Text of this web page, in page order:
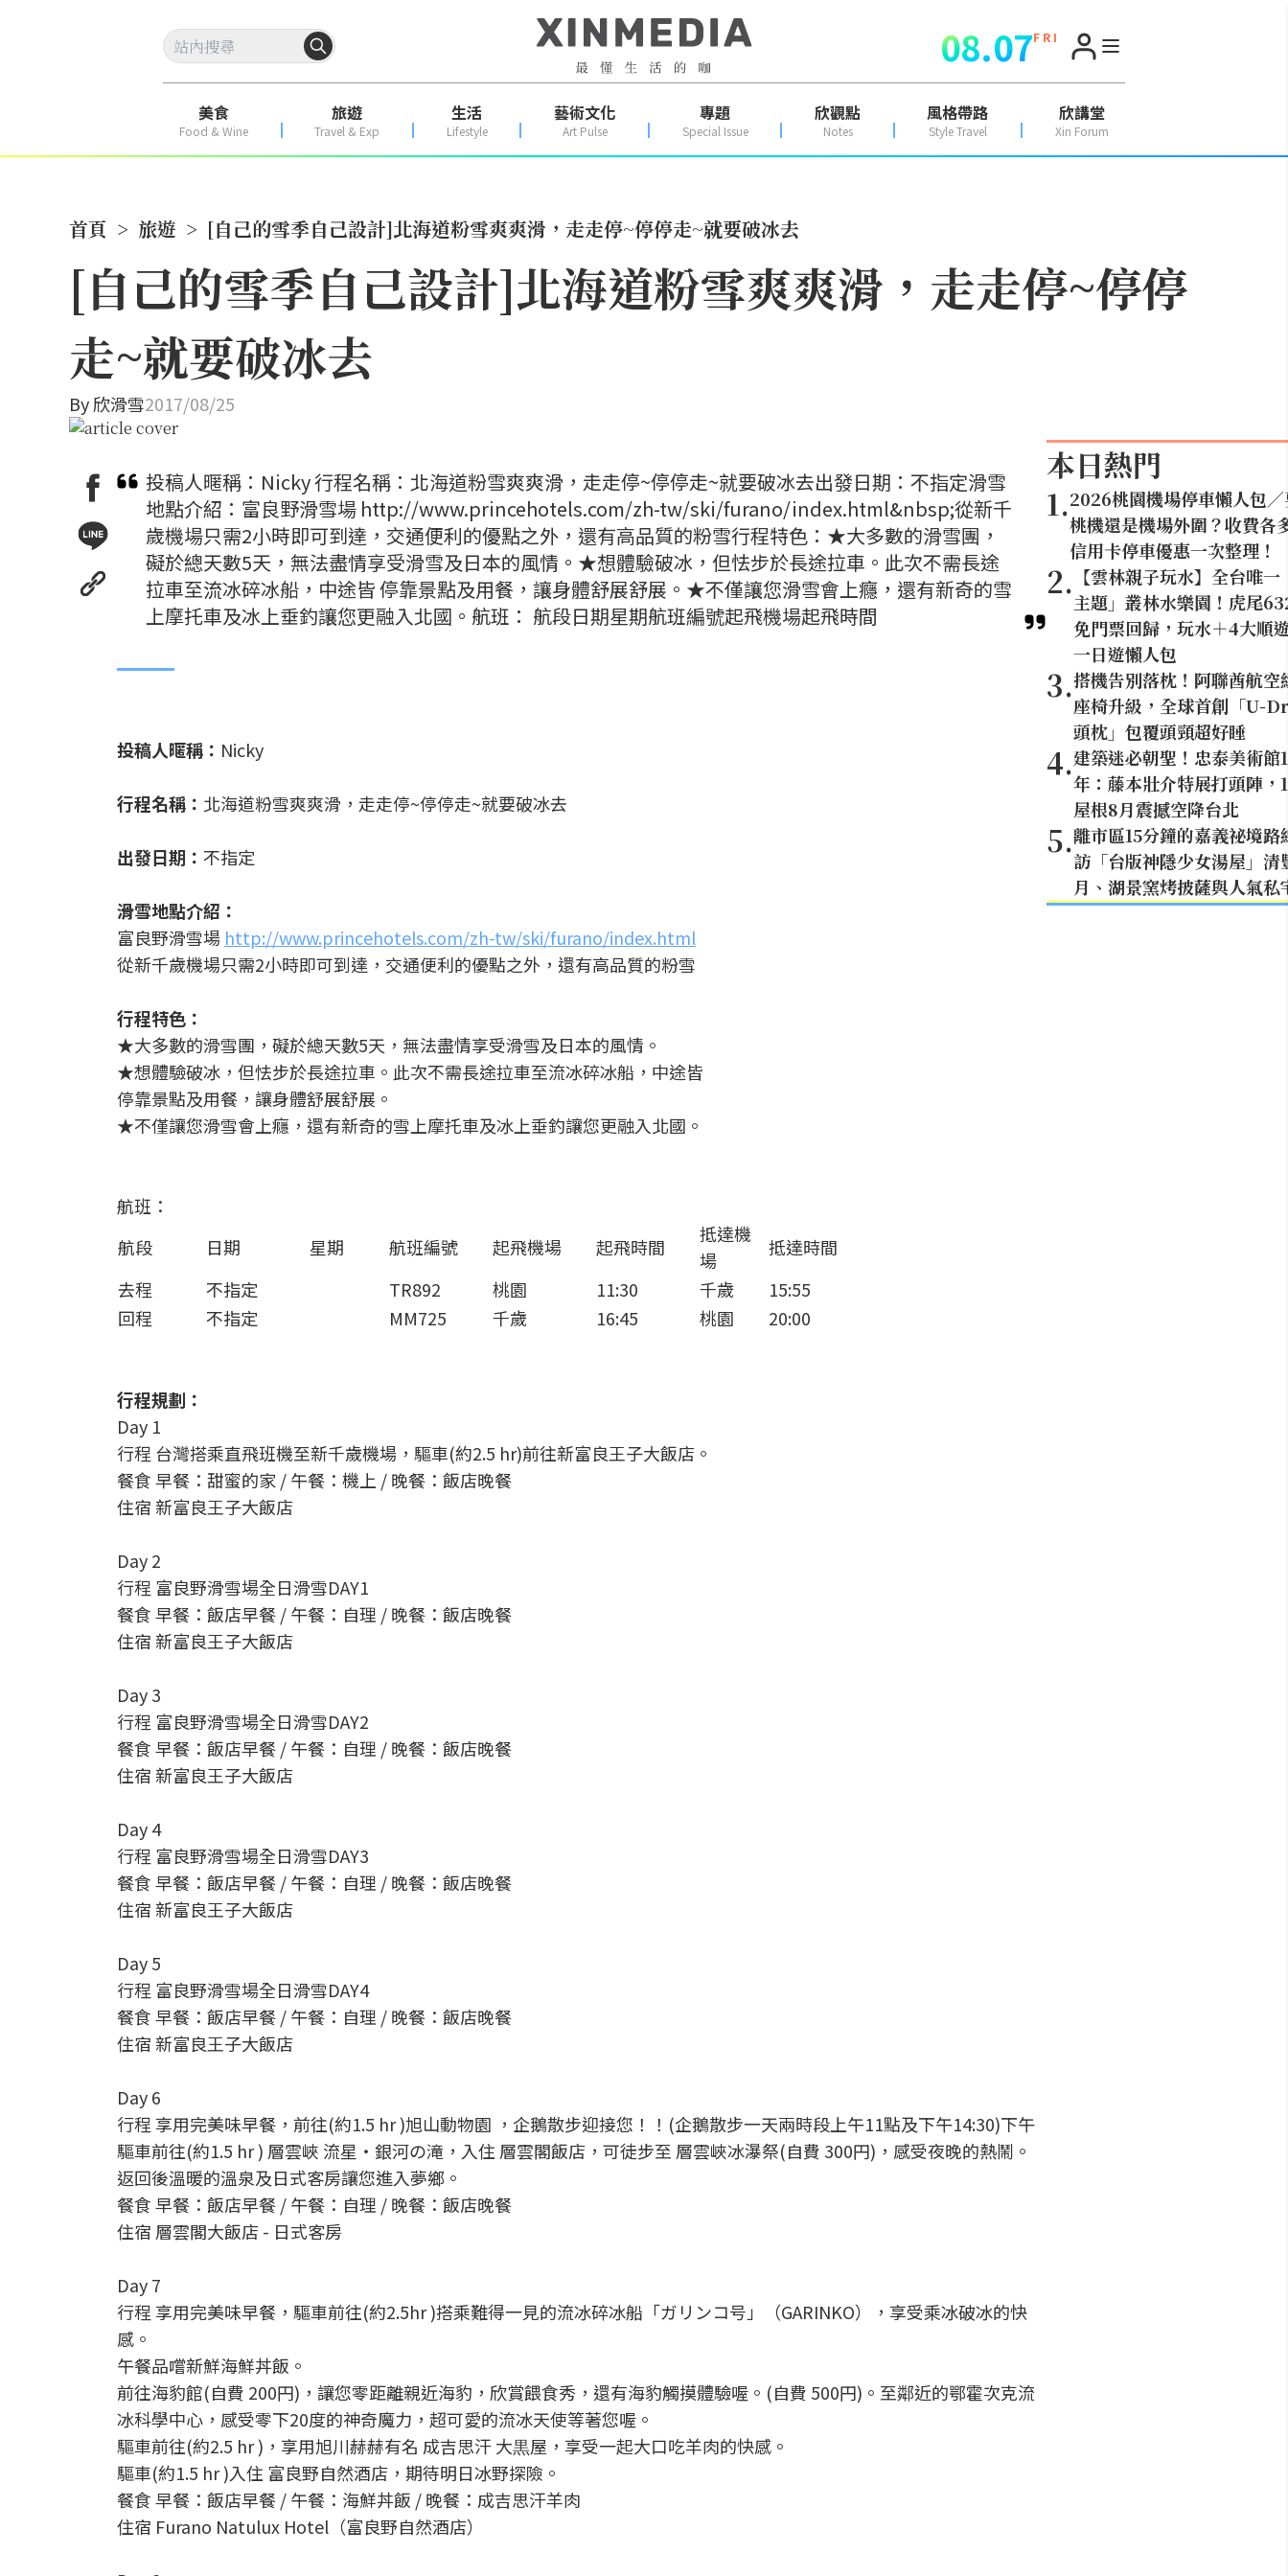
08.07F R I
美食
Food & Wine
旅遊
Travel & Exp
生活
Lifestyle
藝術文化
Art Pulse
專題
Special Issue
欣觀點
Notes
風格帶路
Style Travel
欣講堂
Xin Forum
首頁 > 旅遊 > [自己的雪季自己設計]北海道粉雪爽爽滑，走走停~停停走~就要破冰去
[自己的雪季自己設計]北海道粉雪爽爽滑，走走停~停停
走~就要破冰去
By欣滑雪2017/08/25
投稿人暱稱：Nicky 行程名稱：北海道粉雪爽爽滑，走走停~停停走~就要破冰去出發日期：不指定滑雪
地點介紹：富良野滑雪場 http://www.princehotels.com/zh-tw/ski/furano/index.html&nbsp;從新千
歲機場只需2小時即可到達，交通便利的優點之外，還有高品質的粉雪行程特色：★大多數的滑雪團，
礙於總天數5天，無法盡情享受滑雪及日本的風情。★想體驗破冰，但怯步於長途拉車。此次不需長途
拉車至流冰碎冰船，中途皆 停靠景點及用餐，讓身體舒展舒展。★不僅讓您滑雪會上癮，還有新奇的雪
上摩托車及冰上垂釣讓您更融入北國。航班： 航段日期星期航班編號起飛機場起飛時間
投稿人暱稱： Nicky
行程名稱： 北海道粉雪爽爽滑，走走停~停停走~就要破冰去
出發日期： 不指定
滑雪地點介紹：
富良野滑雪場 http://www.princehotels.com/zh-tw/ski/furano/index.html
從新千歲機場只需2小時即可到達，交通便利的優點之外，還有高品質的粉雪
行程特色：
★大多數的滑雪團，礙於總天數5天，無法盡情享受滑雪及日本的風情。
★想體驗破冰，但怯步於長途拉車。此次不需長途拉車至流冰碎冰船，中途皆
停靠景點及用餐，讓身體舒展舒展。
★不僅讓您滑雪會上癮，還有新奇的雪上摩托車及冰上垂釣讓您更融入北國。
航班：
航段
日期 星期 航班編號 起飛機場 起飛時間
抵達機
場
抵達時間
去程
不指定 TR892 桃園 11:30 千歲
15:55
回程
不指定 MM725 千歲 16:45 桃園 20:00
行程規劃：
Day 1
行程 台灣搭乘直飛班機至新千歲機場，驅車(約2.5 hr)前往新富良王子大飯店。
餐食 早餐：甜蜜的家 / 午餐：機上 / 晚餐：飯店晚餐
住宿 新富良王子大飯店
Day 2
行程 富良野滑雪場全日滑雪DAY1
餐食 早餐：飯店早餐 / 午餐：自理 / 晚餐：飯店晚餐
住宿 新富良王子大飯店
Day 3
行程 富良野滑雪場全日滑雪DAY2
餐食 早餐：飯店早餐 / 午餐：自理 / 晚餐：飯店晚餐
住宿 新富良王子大飯店
Day 4
行程 富良野滑雪場全日滑雪DAY3
餐食 早餐：飯店早餐 / 午餐：自理 / 晚餐：飯店晚餐
住宿 新富良王子大飯店
Day 5
行程 富良野滑雪場全日滑雪DAY4
餐食 早餐：飯店早餐 / 午餐：自理 / 晚餐：飯店晚餐
住宿 新富良王子大飯店
Day 6
行程 享用完美味早餐，前往(約1.5 hr )旭山動物園 ，企鵝散步迎接您！！(企鵝散步一天兩時段上午11點及下午14:30)下午
驅車前往(約1.5 hr ) 層雲峽 流星・銀河の滝，入住 層雲閣飯店，可徒步至 層雲峽冰瀑祭(自費 300円)，感受夜晚的熱鬧。
返回後溫暖的溫泉及日式客房讓您進入夢鄉。
餐食 早餐：飯店早餐 / 午餐：自理 / 晚餐：飯店晚餐
住宿 層雲閣大飯店 - 日式客房
Day 7
行程 享用完美味早餐，驅車前往(約2.5hr )搭乘難得一見的流冰碎冰船「ガリンコ号」（GARINKO），享受乘冰破冰的快
感。
午餐品嚐新鮮海鮮丼飯。
前往海豹館(自費 200円)，讓您零距離親近海豹，欣賞餵食秀，還有海豹觸摸體驗喔。(自費 500円)。至鄰近的鄂霍次克流
冰科學中心，感受零下20度的神奇魔力，超可愛的流冰天使等著您喔。
驅車前往(約2.5 hr )，享用旭川赫赫有名 成吉思汗 大黒屋，享受一起大口吃羊肉的快感。
驅車(約1.5 hr )入住 富良野自然酒店，期待明日冰野探險。
餐食 早餐：飯店早餐 / 午餐：海鮮丼飯 / 晚餐：成吉思汗羊肉
住宿 Furano Natulux Hotel（富良野自然酒店）
本日熱門
1.2026桃園機場停車懶人包
桃機還是機場外圍？收費各
信用卡停車優惠一次整理！
2. 【雲林親子玩水】全台唯一
主題」叢林水樂園！虎尾
免門票回歸，玩水＋4大順
一日遊懶人包
3.搭機告別落枕！阿聯酋航空
座椅升級，全球首創「U-
頭枕」包覆頭頸超好睡
4.建築迷必朝聖！忠泰美術館
年：藤本壯介特展打頭陣，
屋根8月震撼空降台北
5.離市區15分鐘的嘉義祕境路
訪「台版神隱少女湯屋」清
月、湖景窯烤披薩與人氣私